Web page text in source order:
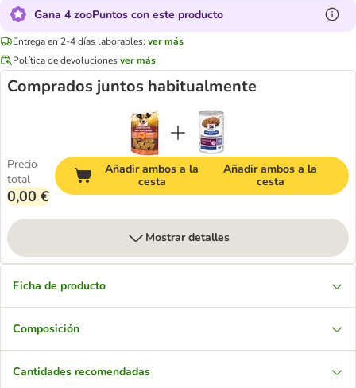
Gana 4 zooPuntos con este producto
Entrega en 2-4 días laborables: ver más
Política de devolucionesver más
Comprados juntos habitualmente
Precio
total
0,00 €
Añadir ambos a la
cesta
Añadir ambos a la
cesta
Mostrar detalles
Ficha de producto
Composición
Cantidades recomendadas